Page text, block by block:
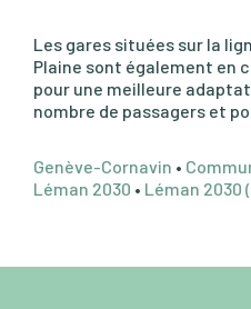
Les gares situées sur la
Plaine sont également en
pour une meilleure
nombre de passagers et
Genève-Cornavin •
Léman 2030 • Léman 2030